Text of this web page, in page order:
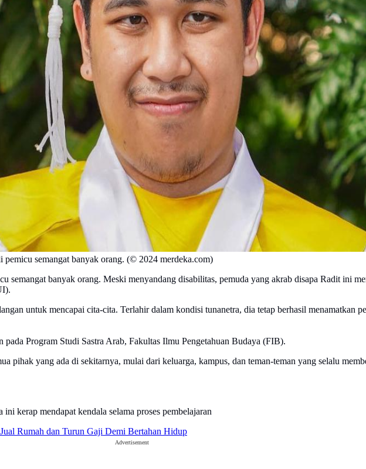
semangat banyak orang. (© 2024 merdeka.com)
semangat banyak orang. Meski menyandang disabilitas, pemuda yang akrab disapa Radit ini
untuk mencapai cita-cita. Terlahir dalam kondisi tunanetra, dia tetap berhasil menamatkan
Program Studi Sastra Arab, Fakultas Ilmu Pengetahuan Budaya (FIB).
pihak yang ada di sekitarnya, mulai dari keluarga, kampus, dan teman-teman yang selalu
kerap mendapat kendala selama proses pembelajaran
Rumah dan Turun Gaji Demi Bertahan Hidup
Advertisement